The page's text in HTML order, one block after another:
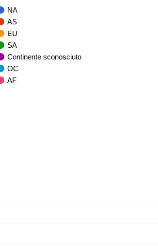
NA
AS
EU
SA
Continente sconosciuto
OC
AF